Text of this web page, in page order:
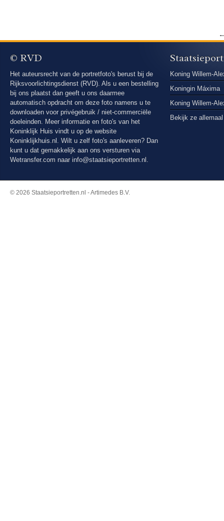
© RVD
Het auteursrecht van de portretfoto's berust bij de
Rijksvoorlichtingsdienst (RVD). Als u een bestelling
bij ons plaatst dan geeft u ons daarmee
automatisch opdracht om deze foto namens u te
downloaden voor privégebruik / niet-commerciële
doeleinden. Meer informatie en foto's van het
Koninklijk Huis vindt u op de website
Koninklijkhuis.nl. Wilt u zelf foto's aanleveren? Dan
kunt u dat gemakkelijk aan ons versturen via
Wetransfer.com naar info@staatsieportretten.nl.
Koning Willem-
Koningin Máxima
Koning Willem-
Bekijk ze allemaal
© 2026 Staatsieportretten.nl - Artimedes B.V.